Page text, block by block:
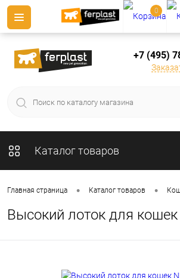
+7 (495)
Каталог товаров
Главная страница • Каталог товаров •
Высокий лоток для кошек
0